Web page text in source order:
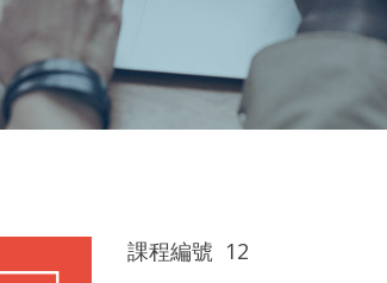
課程編號 12